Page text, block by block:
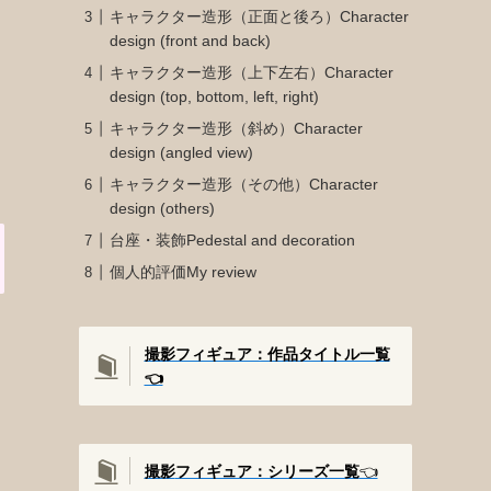
キャラクター造形（正面と後ろ）Character
design (front and back)
キャラクター造形（上下左右）Character
design (top, bottom, left, right)
キャラクター造形（斜め）Character
design (angled view)
キャラクター造形（その他）Character
design (others)
台座・装飾Pedestal and decoration
個人的評価My review
撮影フィギュア：作品タイトル一覧
👈️
撮影フィギュア：シリーズ一覧👈️